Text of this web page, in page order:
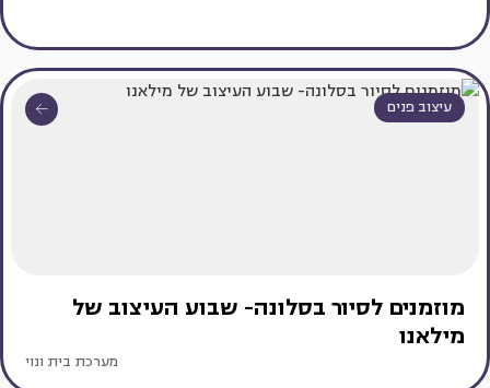
עיצוב פנים
מוזמנים לסיור בסלונה- שבוע העיצוב של
מילאנו
מערכת בית ונוי